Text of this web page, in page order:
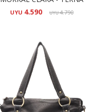
UYU 4.590 UYU4.790